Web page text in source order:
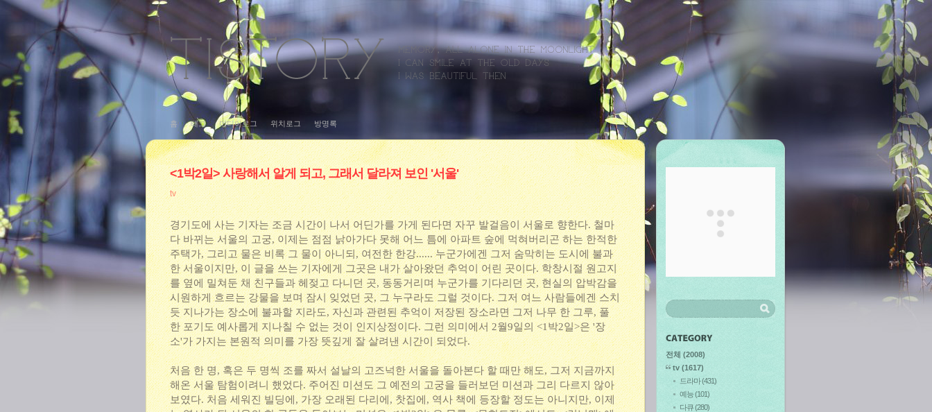
홈 태그 미디어로그 위치로그 방명록
<1박2일> 사랑해서 알게 되고, 그래서 달라져 보인 '서울'
tv
경기도에 사는 기자는 조금 시간이 나서 어딘가를 가게 된다면 자꾸 발걸음이 서울로 향한다. 철마
다 바뀌는 서울의 고궁, 이제는 점점 낡아가다 못해 어느 틈에 아파트 숲에 먹혀버리곤 하는 한적한
주택가, 그리고 물은 비록 그 물이 아니되, 여전한 한강...... 누군가에겐 그저 숨막히는 도시에 불과
한 서울이지만, 이 글을 쓰는 기자에게 그곳은 내가 살아왔던 추억이 어린 곳이다. 학창시절 원고지
를 옆에 밀쳐둔 채 친구들과 헤젖고 다니던 곳, 동동거리며 누군가를 기다리던 곳, 현실의 압박감을
시원하게 흐르는 강물을 보며 잠시 잊었던 곳, 그 누구라도 그럴 것이다. 그저 여느 사람들에겐 스치
듯 지나가는 장소에 불과할 지라도, 자신과 관련된 추억이 저장된 장소라면 그저 나무 한 그루, 풀
한 포기도 예사롭게 지나칠 수 없는 것이 인지상정이다. 그런 의미에서 2월9일의 <1박2일>은 '장
소'가 가지는 본원적 의미를 가장 뜻깊게 잘 살려낸 시간이 되었다.
처음 한 명, 혹은 두 명씩 조를 짜서 설날의 고즈넉한 서울을 돌아본다 할 때만 해도, 그저 지금까지
해온 서울 탐험이려니 했었다. 주어진 미션도 그 예전의 고궁을 들러보던 미션과 그리 다르지 않아
보였다. 처음 세워진 빌딩에, 가장 오래된 다리에, 찻집에, 역사 책에 등장할 정도는 아니지만, 이제
전체 (2008)
tv (1617)
드라마(431)
예능(101)
다큐(280)